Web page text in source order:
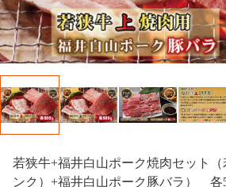
若狭牛+福井白山ポーク焼肉セット
ンク）+福井白山ポーク豚バラ） 各